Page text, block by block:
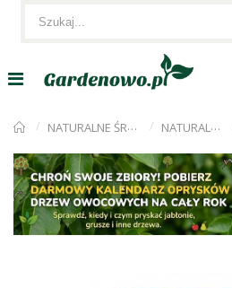
NATURALNE ŚRODKI i NAWOZY NATURALNE NAWOZY